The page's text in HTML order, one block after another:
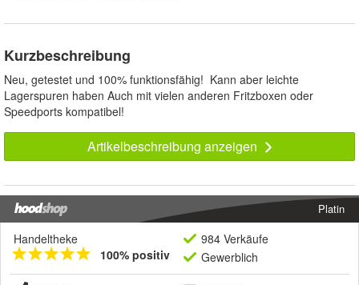
Kurzbeschreibung
Neu, getestet und 100% funktionsfähig! Kann aber leichte
Lagerspuren haben Auch mit vielen anderen Fritzboxen oder
Speedports kompatibel!
Artikelbeschreibung anzeigen
Platin
Handeltheke
100% positiv
984 Verkäufe
Gewerblich